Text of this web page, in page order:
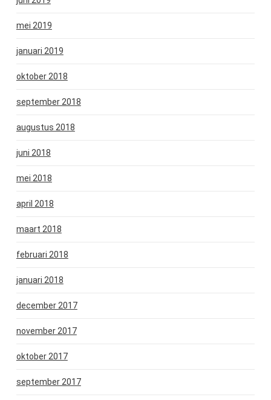
mei 2019
januari 2019
oktober 2018
september 2018
augustus 2018
juni 2018
mei 2018
april 2018
maart 2018
februari 2018
januari 2018
december 2017
november 2017
oktober 2017
september 2017